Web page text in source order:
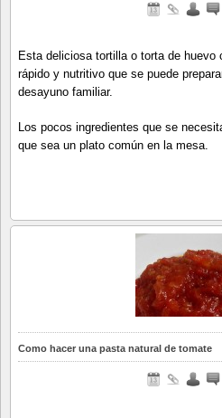
Esta deliciosa tortilla o torta de huevo
rápido y nutritivo que se puede
desayuno familiar.
Los pocos ingredientes que se
que sea un plato común en la mesa.
Como hacer una pasta natural de tomate